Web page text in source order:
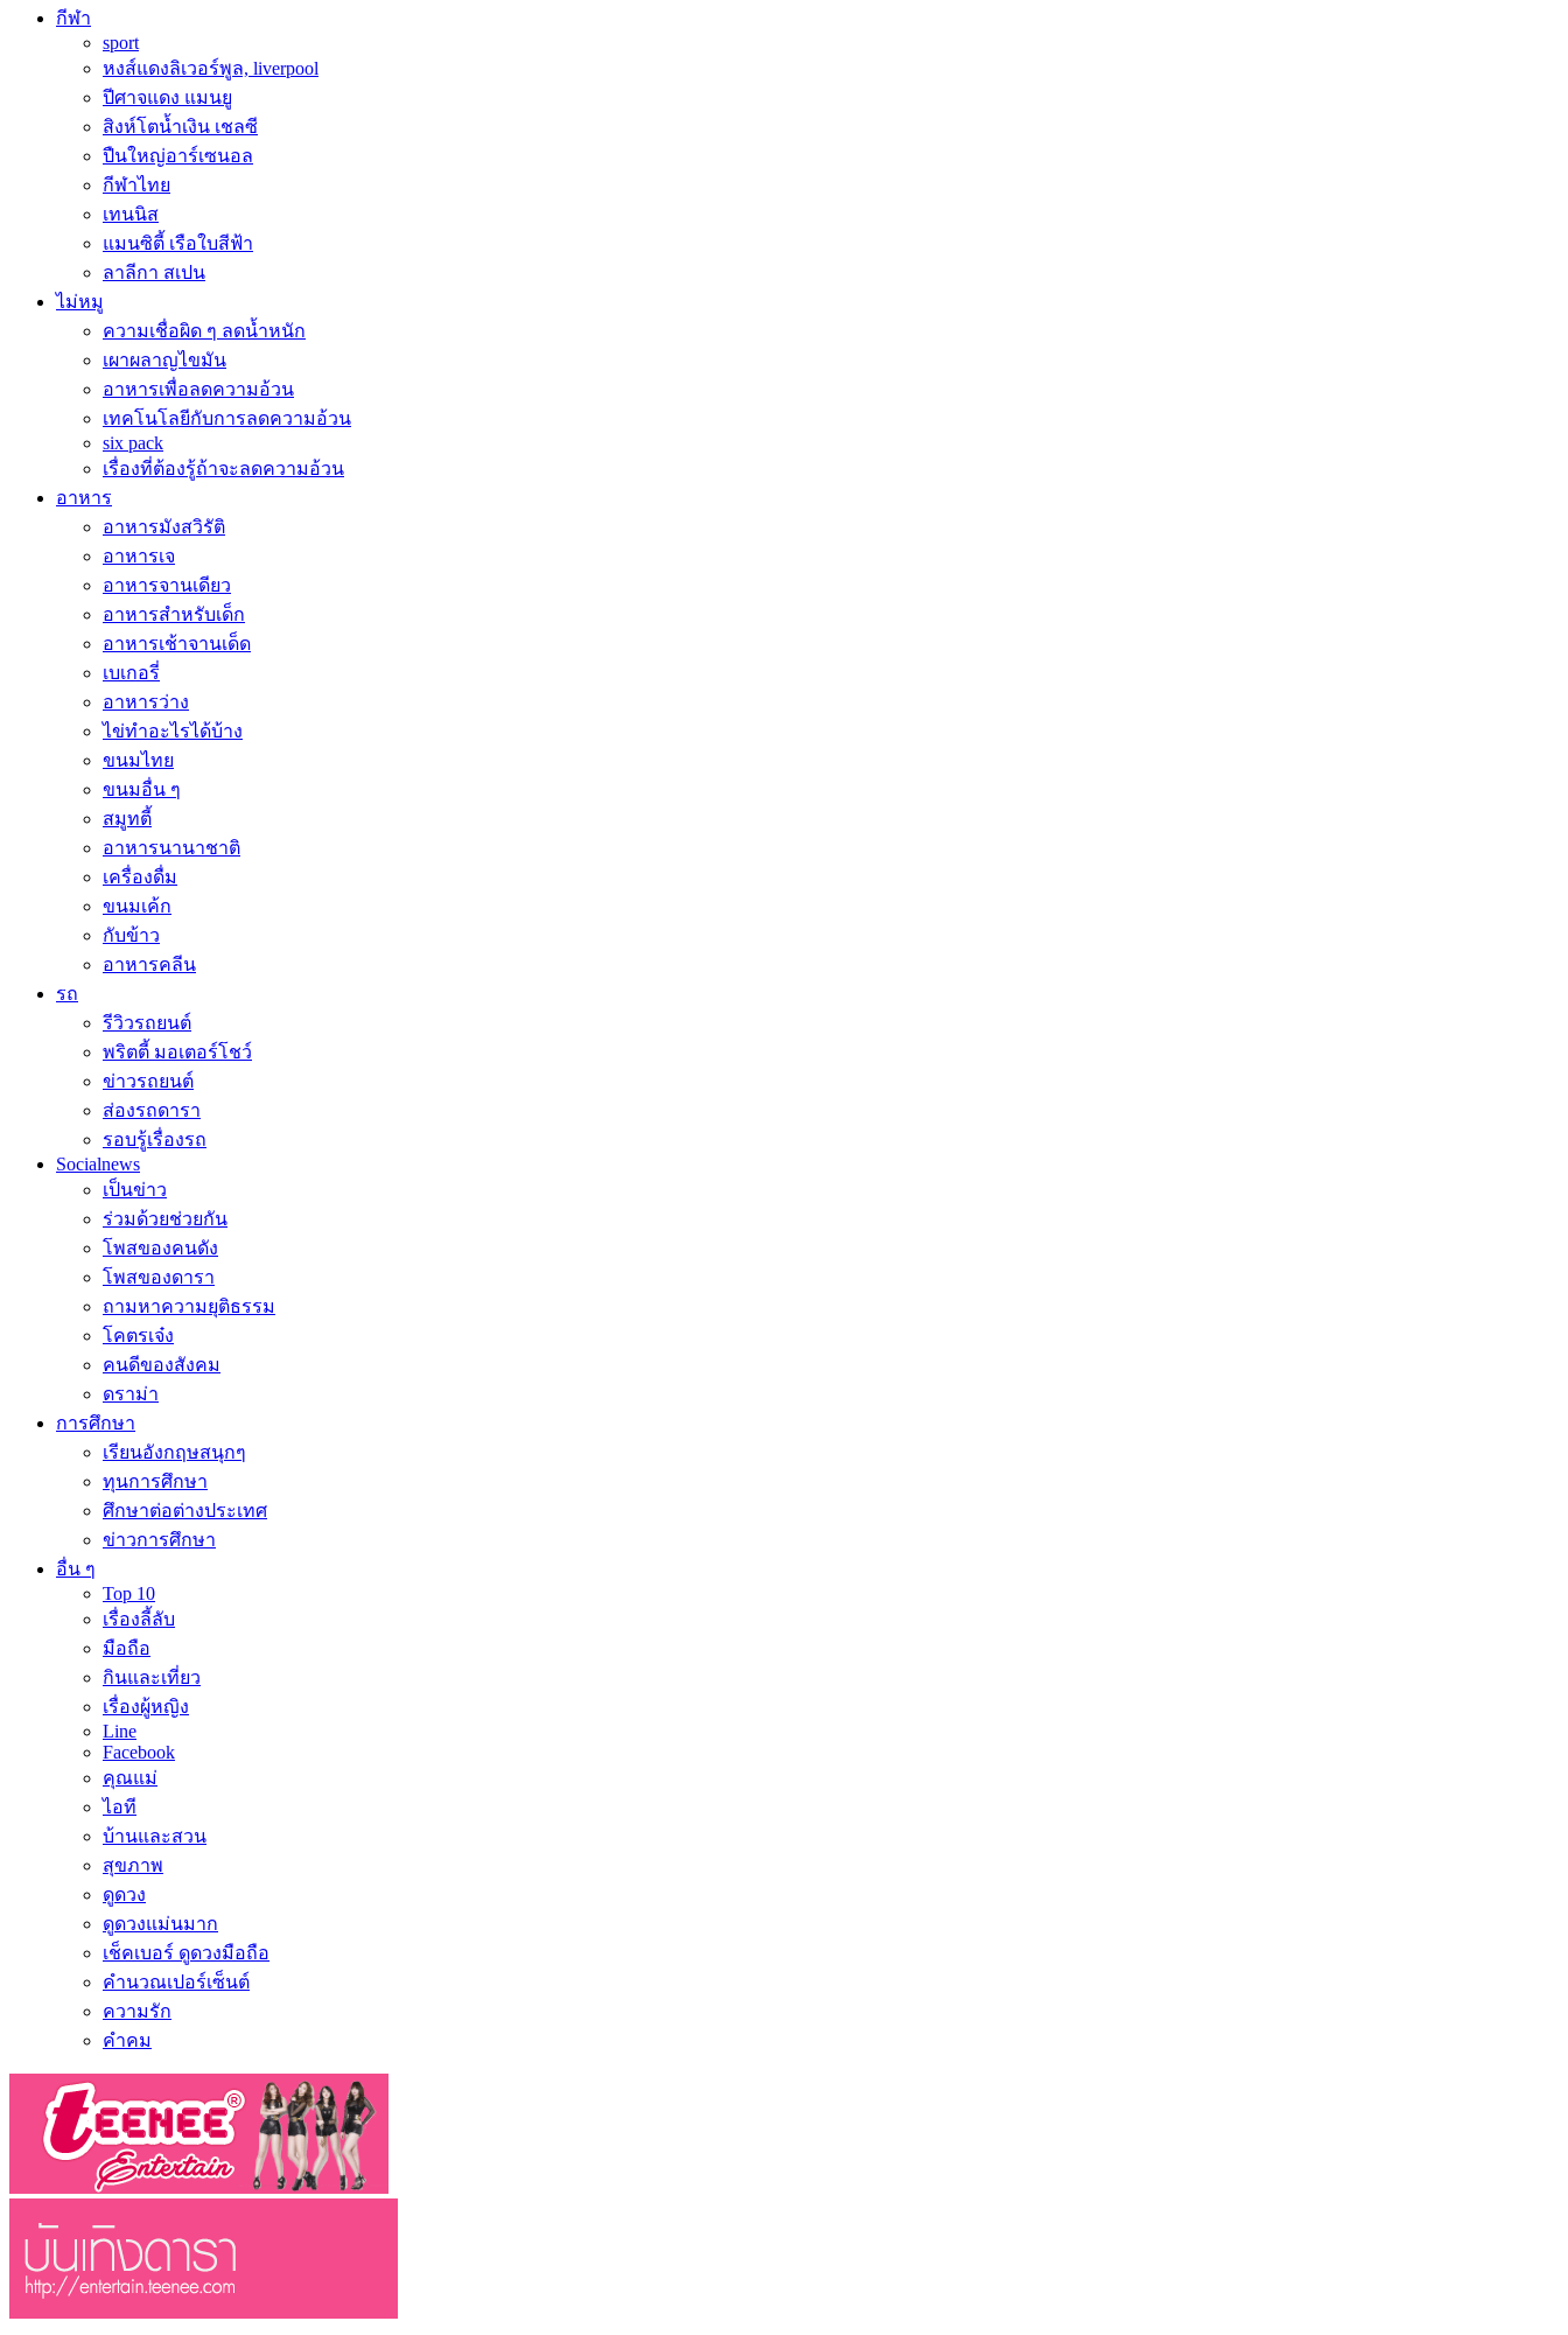
กีฬา
sport
หงส์แดงลิเวอร์พูล, liverpool
ปีศาจแดง แมนยู
สิงห์โตน้ำเงิน เชลซี
ปืนใหญ่อาร์เซนอล
กีฬาไทย
เทนนิส
แมนซิตี้ เรือใบสีฟ้า
ลาลีกา สเปน
ไม่หมู
ความเชื่อผิด ๆ ลดน้ำหนัก
เผาผลาญไขมัน
อาหารเพื่อลดความอ้วน
เทคโนโลยีกับการลดความอ้วน
six pack
เรื่องที่ต้องรู้ถ้าจะลดความอ้วน
อาหาร
อาหารมังสวิรัติ
อาหารเจ
อาหารจานเดียว
อาหารสำหรับเด็ก
อาหารเช้าจานเด็ด
เบเกอรี่
อาหารว่าง
ไข่ทำอะไรได้บ้าง
ขนมไทย
ขนมอื่น ๆ
สมูทตี้
อาหารนานาชาติ
เครื่องดื่ม
ขนมเค้ก
กับข้าว
อาหารคลีน
รถ
รีวิวรถยนต์
พริตตี้ มอเตอร์โชว์
ข่าวรถยนต์
ส่องรถดารา
รอบรู้เรื่องรถ
Socialnews
เป็นข่าว
ร่วมด้วยช่วยกัน
โพสของคนดัง
โพสของดารา
ถามหาความยุติธรรม
โคตรเจ๋ง
คนดีของสังคม
ดราม่า
การศึกษา
เรียนอังกฤษสนุกๆ
ทุนการศึกษา
ศึกษาต่อต่างประเทศ
ข่าวการศึกษา
อื่น ๆ
Top 10
เรื่องลี้ลับ
มือถือ
กินและเที่ยว
เรื่องผู้หญิง
Line
Facebook
คุณแม่
ไอที
บ้านและสวน
สุขภาพ
ดูดวง
ดูดวงแม่นมาก
เช็คเบอร์ ดูดวงมือถือ
คำนวณเปอร์เซ็นต์
ความรัก
คำคม